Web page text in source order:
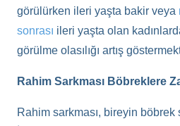
görülürken ileri yaşta bakir veya
sonrası ileri yaşta olan
görülme olasılığı artış
Rahim Sarkması Böbreklere
Rahim sarkması, bireyin böbrek